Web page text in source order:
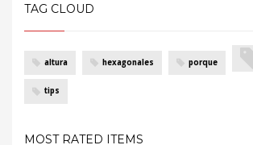
TAG CLOUD
altura hexagonales porque
tips
MOST RATED ITEMS